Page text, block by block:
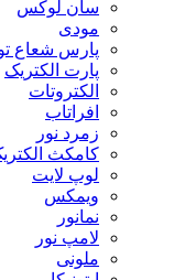
سان لوکس
مودی
پارس شعاع
پارت الکتریک
الکتروتات
افراتاب
زمرد نور
کامکث
لوپ لایت
ویمکس
نمانور
لامپ نور
ملونی